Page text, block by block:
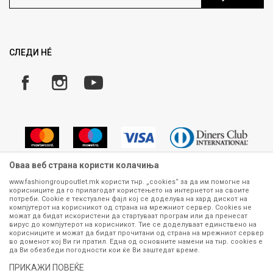
Замена и рефундација на производи
Плаќање
СЛЕДИ НÉ
Сите информации околу производите кои се изложени на нашата
онлајн продавница се стремиме да бидат конкретни, точни и прецизни,
меѓутоа не можеме да гарантираме дека се без ниту една грешка или
пак дека сите производи во моментот се достапни на залиха.
Фотографиите се најверодостојниот приказ на производот. Доколку
дојде до потреба за замена на производ или рефундација, процедурата
контактирајте не на телефонскиот број 070 275 363 или на е-
Оваа веб страна користи колачиња
www.fashiongroupoutlet.mk користи тнр. „cookies“ за да им помогне на
корисниците да го прилагодат користењето на интернетот на своите
потреби. Cookie е текстуален фајл кој се доделува на хард дискот на
компјутерот на корисникот од страна на мрежниот сервер. Cookies не
можат да бидат искористени да стартуваат програм или да пренесат
вирус до компјутерот на корисникот. Тие се доделуваат единствено на
корисниците и можат да бидат прочитани од страна на мрежниот сервер
во доменот кој Ви ги пратил. Една од основните намени на тнр. сookies е
да Ви обезбеди погодности кои ќе Ви заштедат време.
ПРИКАЖИ ПОВЕЌЕ